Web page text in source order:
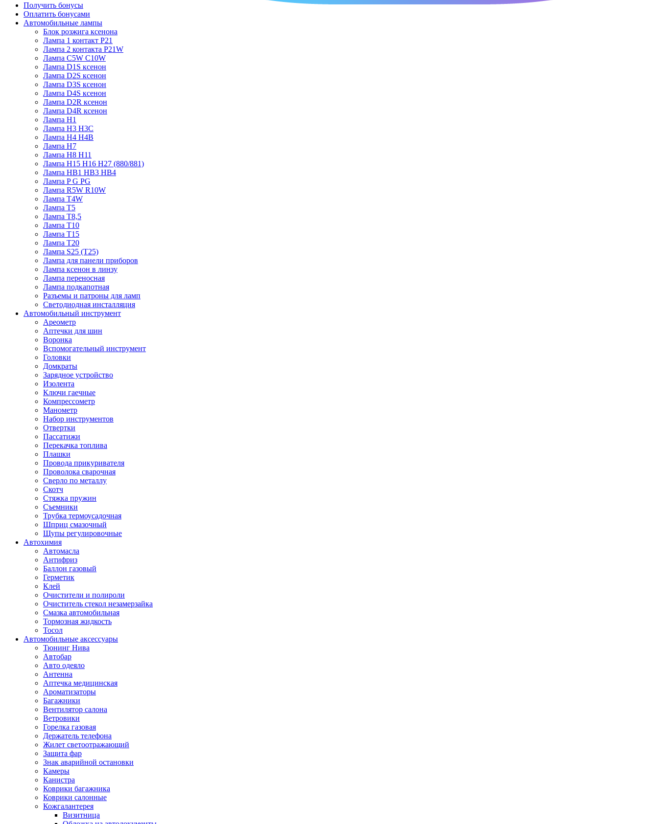
Получить бонусы
Оплатить бонусами
Автомобильные лампы
Блок розжига ксенона
Лампа 1 контакт P21
Лампа 2 контакта P21W
Лампа C5W C10W
Лампа D1S ксенон
Лампа D2S ксенон
Лампа D3S ксенон
Лампа D4S ксенон
Лампа D2R ксенон
Лампа D4R ксенон
Лампа H1
Лампа H3 H3C
Лампа H4 H4B
Лампа H7
Лампа H8 H11
Лампа H15 H16 H27 (880/881)
Лампа HB1 HB3 HB4
Лампа P G PG
Лампа R5W R10W
Лампа T4W
Лампа T5
Лампа T8,5
Лампа T10
Лампа T15
Лампа T20
Лампа S25 (T25)
Лампа для панели приборов
Лампа ксенон в линзу
Лампа переносная
Лампа подкапотная
Разъемы и патроны для ламп
Светодиодная инсталляция
Автомобильный инструмент
Ареометр
Аптечки для шин
Воронка
Вспомогательный инструмент
Головки
Домкраты
Зарядное устройство
Изолента
Ключи гаечные
Компрессометр
Манометр
Набор инструментов
Отвертки
Пассатижи
Перекачка топлива
Плашки
Провода прикуривателя
Проволока сварочная
Сверло по металлу
Скотч
Стяжка пружин
Съемники
Трубка термоусадочная
Шприц смазочный
Щупы регулировочные
Автохимия
Автомасла
Антифриз
Баллон газовый
Герметик
Клей
Очистители и полироли
Очиститель стекол незамерзайка
Смазка автомобильная
Тормозная жидкость
Тосол
Автомобильные аксессуары
Тюнинг Нива
Автобар
Авто одеяло
Антенна
Аптечка медицинская
Ароматизаторы
Багажники
Вентилятор салона
Ветровики
Горелка газовая
Держатель телефона
Жилет светоотражающий
Защита фар
Знак аварийной остановки
Камеры
Канистра
Коврики багажника
Коврики салонные
Кожгалантерея
Визитница